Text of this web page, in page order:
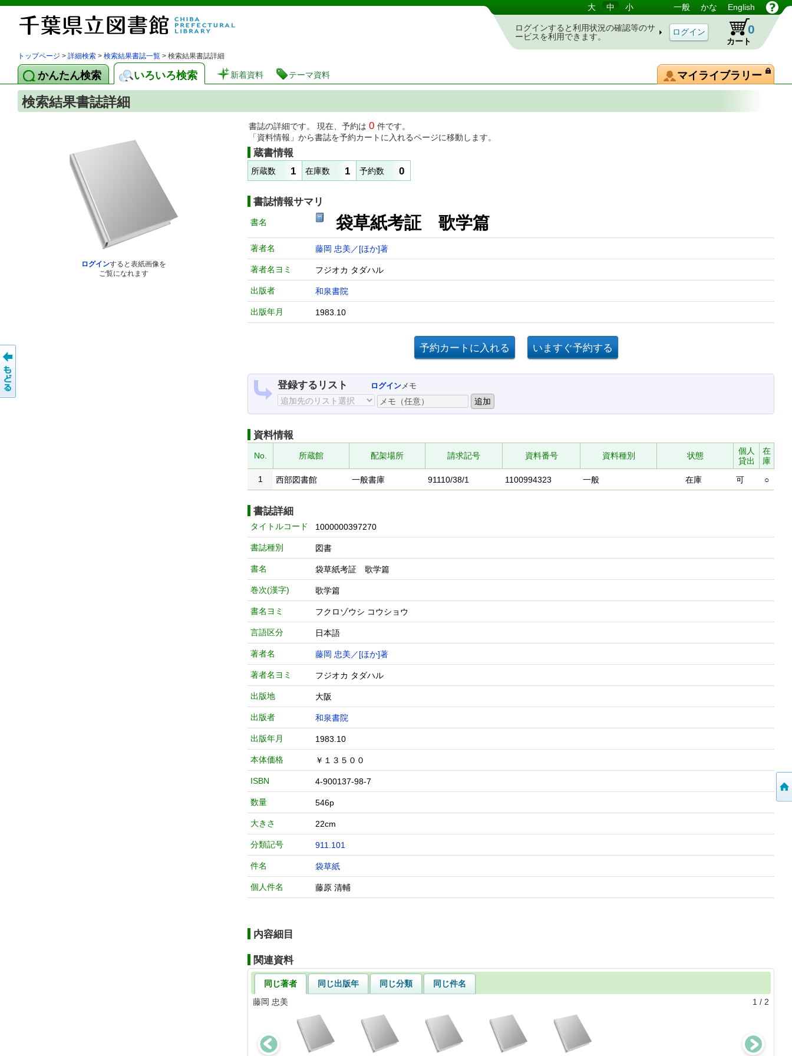
図書館 蔵書検索・予約システム 大 中 小 一般 かな English
ログインすると利用状況の確認等のサ
ービスを利用できます。
カート
0
トップページ > 詳細検索 > 検索結果書誌一覧 > 検索結果書誌詳細
かんたん検索 いろいろ検索 新着資料 テーマ資料 マイライブラリー
検索結果書誌詳細
ログインすると表紙画像を
ご覧になれます
書誌の詳細です。 現在、予約は 0 件です。
「資料情報」から書誌を予約カートに入れるページに移動します。
蔵書情報
所蔵数 1 在庫数 1 予約数 0
書誌情報サマリ
書名 袋草紙考証 歌学篇
著者名 藤岡 忠美／[ほか]著
著者名ヨミ フジオカ タダハル
出版者 和泉書院
出版年月 1983.10
登録するリスト ログインメモ
資料情報
No. 所蔵館 配架場所 請求記号 資料番号 資料種別 状態
個人
貸出
在
庫
1
西部図書館 一般書庫 91110/38/1 1100994323 一般 在庫 可 ○
書誌詳細
タイトルコード 1000000397270
書誌種別 図書
書名 袋草紙考証 歌学篇
巻次(漢字) 歌学篇
書名ヨミ フクロゾウシ コウショウ
言語区分 日本語
著者名 藤岡 忠美／[ほか]著
著者名ヨミ フジオカ タダハル
出版地 大阪
出版者 和泉書院
出版年月 1983.10
本体価格 ￥１３５００
ISBN 4-900137-98-7
数量 546p
大きさ 22cm
分類記号 911.101
件名 袋草紙
個人件名 藤原 清輔
内容細目
関連資料
同じ著者 同じ出版年 同じ分類
同じ件名
藤岡 忠美
1 / 2